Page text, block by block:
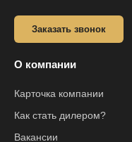
Заказать звонок
О компании
Карточка компании
Как стать дилером?
Вакансии